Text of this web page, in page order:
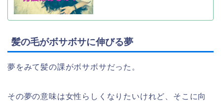
髪の毛がボサボサに伸びる夢
夢をみて髪の課がボサボサだった。
その夢の意味は女性らしくなりたいけれど、そこに向